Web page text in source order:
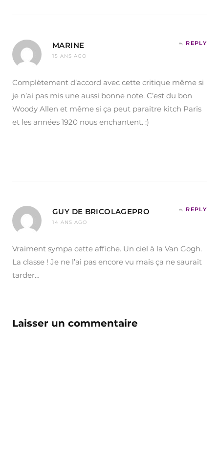
MARINE
15 ANS AGO
REPLY
Complètement d’accord avec cette critique même si
je n’ai pas mis une aussi bonne note. C’est du bon
Woody Allen et même si ça peut paraitre kitch Paris
et les années 1920 nous enchantent. :)
GUY DE BRICOLAGEPRO
14 ANS AGO
REPLY
Vraiment sympa cette affiche. Un ciel à la Van Gogh.
La classe ! Je ne l’ai pas encore vu mais ça ne saurait
tarder…
Laisser un commentaire